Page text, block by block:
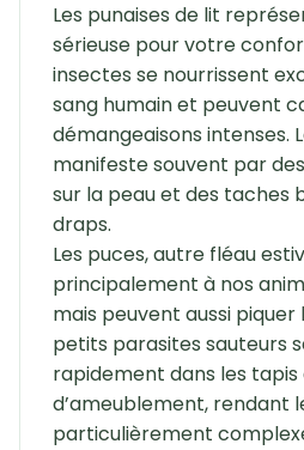
Les punaises de lit
sérieuse pour votre
insectes se nourrissent
sang humain et peuvent
démangeaisons intenses.
manifeste souvent par
sur la peau et des taches
draps.
Les puces, autre fléau
principalement à nos
mais peuvent aussi piquer
petits parasites sauteurs
rapidement dans les tapis
d’ameublement, rendant
particulièrement